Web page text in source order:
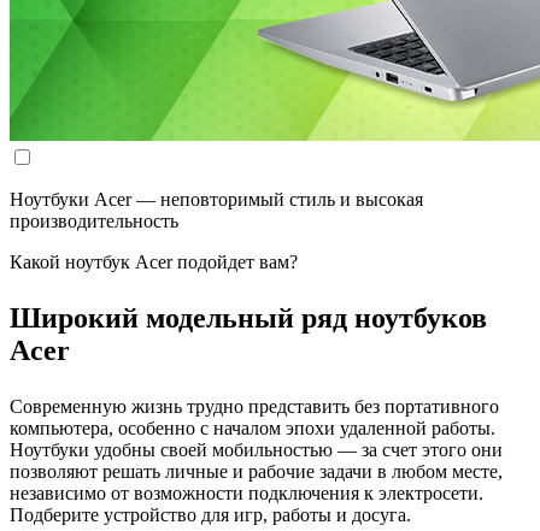
Ноутбуки Acer — неповторимый стиль и высокая
производительность
Какой ноутбук Acer подойдет вам?
Широкий модельный ряд ноутбуков
Acer
Современную жизнь трудно представить без портативного
компьютера, особенно с началом эпохи удаленной работы.
Ноутбуки удобны своей мобильностью — за счет этого они
позволяют решать личные и рабочие задачи в любом месте,
независимо от возможности подключения к электросети.
Подберите устройство для игр, работы и досуга.